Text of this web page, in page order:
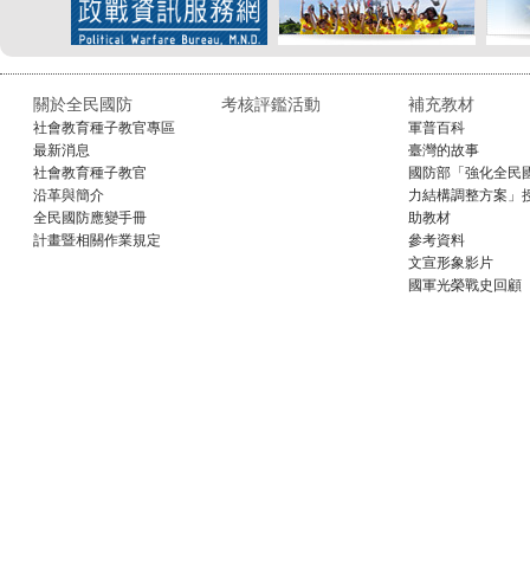
關於全民國防
社會教育種子教官專區
最新消息
社會教育種子教官
沿革與簡介
全民國防應變手冊
計畫暨相關作業規定
考核評鑑活動 補充教材
軍普百科
臺灣的故事
國防部「強化全民
力結構調整方案」
助教材
參考資料
文宣形象影片
國軍光榮戰史回顧